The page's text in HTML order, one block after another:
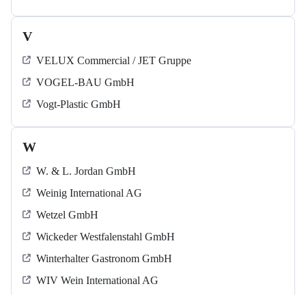
V
VELUX Commercial / JET Gruppe
VOGEL-BAU GmbH
Vogt-Plastic GmbH
W
W. & L. Jordan GmbH
Weinig International AG
Wetzel GmbH
Wickeder Westfalenstahl GmbH
Winterhalter Gastronom GmbH
WIV Wein International AG